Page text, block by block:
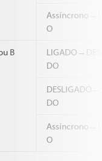
O
B
DO
DO
O